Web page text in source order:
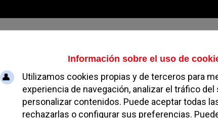
Viernes, 07 de agosto de 2026
DEPORTES MADRID NOROESTE SOCIEDAD MAGAZINE